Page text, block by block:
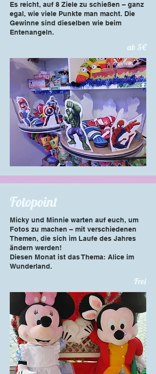
Es reicht, auf 8 Ziele zu schießen – ganz
egal, wie viele Punkte man macht. Die
Gewinne sind dieselben wie beim
Entenangeln.
ab 5€
Fotopoint
Micky und Minnie warten auf euch, um
Fotos zu machen – mit verschiedenen
Themen, die sich im Laufe des Jahres
ändern werden!
Diesen Monat ist das Thema: Alice im
Wunderland.
Frei